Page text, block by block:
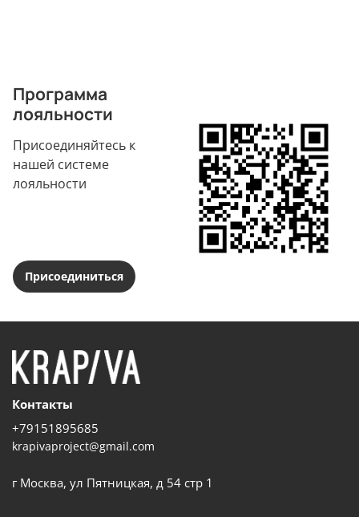
Программа
лояльности
Присоединяйтесь к
нашей системе
лояльности
Присоединиться
Контакты
+79151895685
krapivaproject@gmail.com
г Москва, ул Пятницкая, д 54 стр 1